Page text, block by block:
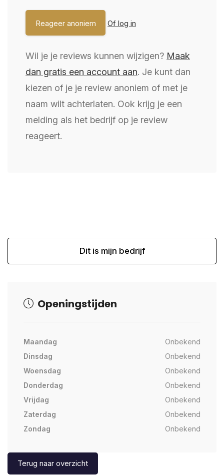
Of log in
Wil je je reviews kunnen wijzigen? Maak
dan gratis een account aan. Je kunt dan
kiezen of je je review anoniem of met je
naam wilt achterlaten. Ook krijg je een
melding als het bedrijf op je review
reageert.
Dit is mijn bedrijf
Openingstijden
Maandag
Onbekend
Dinsdag
Onbekend
Woensdag
Onbekend
Donderdag
Onbekend
Vrijdag
Onbekend
Zaterdag
Onbekend
Zondag
Onbekend
Terug naar overzicht